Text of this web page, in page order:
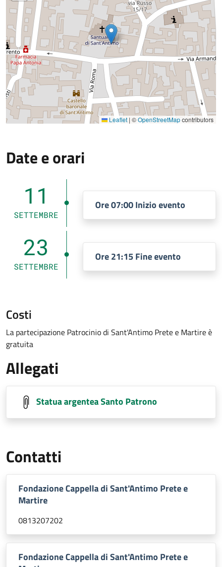
Leaflet | ©OpenStreetMapcontributors
Date e orari
11
SETTEMBRE
Ore 07:00 Inizio evento
23
SETTEMBRE
Ore 21:15 Fine evento
Costi
La partecipazione Patrocinio di Sant'Antimo Prete e Martire è
gratuita
Allegati
Statua argentea Santo Patrono
Contatti
Fondazione Cappella di Sant'Antimo Prete e
Martire
0813207202
Fondazione Cappella di Sant'Antimo Prete e